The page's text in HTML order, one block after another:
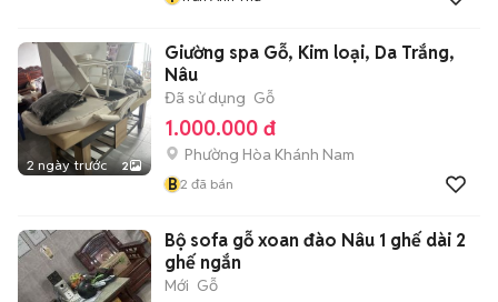
2 ngày trước 2
Giường spa Gỗ, Kim loại, Da Trắng,
Nâu
Đã sử dụng Gỗ
1.000.000 đ
Phường Hòa Khánh Nam
B2 đã bán
Bộ sofa gỗ xoan đào Nâu 1 ghế dài 2
ghế ngắn
Mới Gỗ